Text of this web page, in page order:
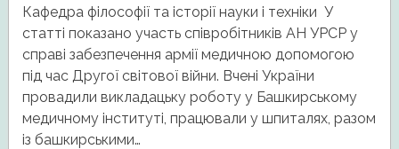
Кафедра філософії та історії науки і техніки У
статті показано участь співробітників АН УРСР у
справі забезпечення армії медичною допомогою
під час Другої світової війни. Вчені України
провадили викладацьку роботу у Башкирському
медичному інституті, працювали у шпиталях, разом
із башкирськими…